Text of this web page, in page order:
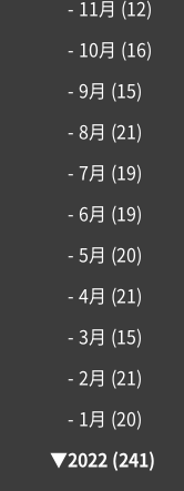
- 11月 (12)
- 10月 (16)
- 9月 (15)
- 8月 (21)
- 7月 (19)
- 6月 (19)
- 5月 (20)
- 4月 (21)
- 3月 (15)
- 2月 (21)
- 1月 (20)
▼2022 (241)